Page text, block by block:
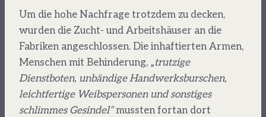
Um die hohe Nachfrage trotzdem zu decken,
wurden die Zucht- und Arbeitshäuser an die
Fabriken angeschlossen. Die inhaftierten Armen,
Menschen mit Behinderung, „trutzige
Dienstboten, unbändige Handwerksburschen,
leichtfertige Weibspersonen und sonstiges
schlimmes Gesindel“mussten fortan dort